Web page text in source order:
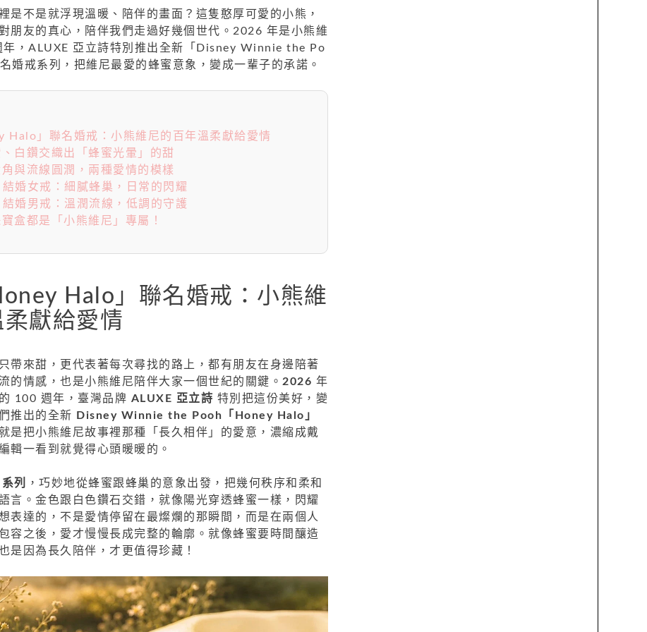
是不是就浮現溫暖、陪伴的畫面？這隻憨厚可愛的小熊，
朋友的真心，陪伴我們走過好幾個世代。2026 年是小熊維
年，ALUXE 亞立詩特別推出全新「Disney Winnie the Po
婚戒系列，把維尼最愛的蜂蜜意象，變成一輩子的承諾。
Halo」聯名婚戒：小熊維尼的百年溫柔獻給愛情
白鑽交織出「蜂蜜光暈」的甜
與流線圓潤，兩種愛情的模樣
婚女戒：細膩蜂巢，日常的閃耀
婚男戒：溫潤流線，低調的守護
盒都是「小熊維尼」專屬！
Halo」聯名婚戒：小熊維
獻給愛情
帶來甜，更代表著每次尋找的路上，都有朋友在身邊陪著
的情感，也是小熊維尼陪伴大家一個世紀的關鍵。 2026 年
100 週年，臺灣品牌 ALUXE 亞立詩 特別把這份美好，變
推出的全新
Disney Winnie the Pooh「Honey Halo」
是把小熊維尼故事裡那種「長久相伴」的愛意，濃縮成戴
輯一看到就覺得心頭暖暖的。
列
，巧妙地從蜂蜜跟蜂巢的意象出發，把幾何秩序和柔和
言。金色跟白色鑽石交錯，就像陽光穿透蜂蜜一樣，閃耀
表達的，不是愛情停留在最燦爛的那瞬間，而是在兩個人
容之後，愛才慢慢長成完整的輪廓。就像蜂蜜要時間釀造
是因為長久陪伴，才更值得珍藏！